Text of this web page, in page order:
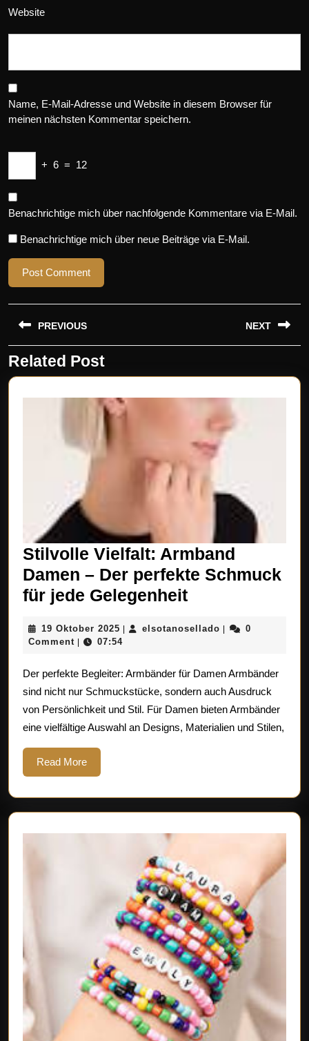
Website
Name, E-Mail-Adresse und Website in diesem Browser für
meinen nächsten Kommentar speichern.
+ 6 = 12
Benachrichtige mich über nachfolgende Kommentare via E-Mail.
Benachrichtige mich über neue Beiträge via E-Mail.
Beitragsnavigation
PREVIOUS
Previous
post:
NEXT
post:
Related Post
Stilvolle Vielfalt: Armband
Damen – Der perfekte Schmuck
für jede GelegenheitStilvolle
Armband
–
Der
perfekte
Gelegenheit
19 Oktober 2025 19
Oktober
elsotanosellado elsotanosellado
0
Comment
07:54
Der perfekte Begleiter: Armbänder für Damen Armbänder
sind nicht nur Schmuckstücke, sondern auch Ausdruck
von Persönlichkeit und Stil. Für Damen bieten Armbänder
eine vielfältige Auswahl an Designs, Materialien und Stilen,
Read MoreRead
More